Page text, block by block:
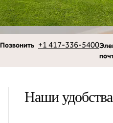
Позвонить
Звоните +1 417-336-5400
Наши удобства